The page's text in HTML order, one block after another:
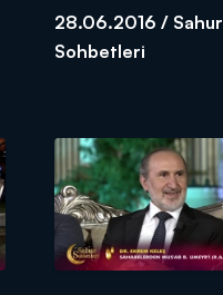
28.06.2016 / Sahur
Sohbetleri